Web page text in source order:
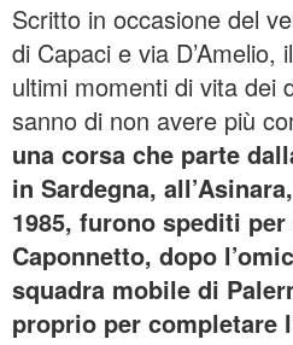
Scritto in occasione del
di Capaci e via
ultimi momenti di vita dei
sanno di non avere più
una corsa che parte
in Sardegna,
1985, furono spediti
Caponnetto, dopo
squadra mobile di
proprio per completare